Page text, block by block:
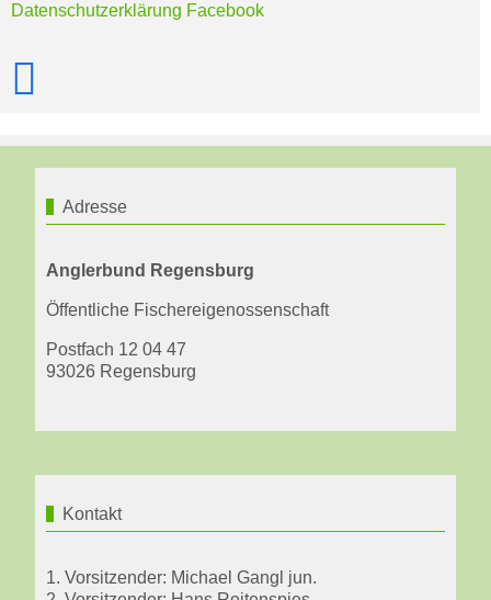
Datenschutzerklärung Facebook
Adresse
Anglerbund Regensburg
Öffentliche Fischereigenossenschaft
Postfach 12 04 47
93026 Regensburg
Kontakt
1. Vorsitzender: Michael Gangl jun.